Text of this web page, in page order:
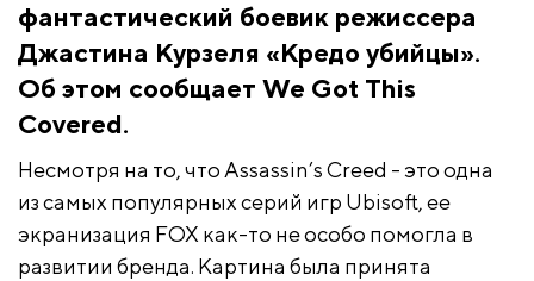
фантастический боевик режиссера
Джастина Курзеля «Кредо убийцы».
Об этом сообщает We Got This
Covered.
Несмотря на то, что Assassin’s Creed - это одна
из самых популярных серий игр Ubisoft, ее
экранизация FOX как-то не особо помогла в
развитии бренда. Картина была принята